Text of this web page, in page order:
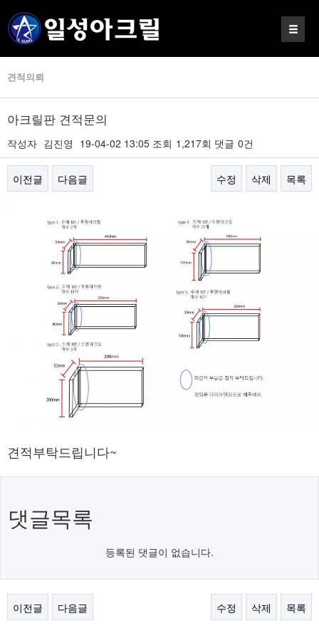
견적의뢰
아크릴판 견적문의
작성자 김진영 19-04-02 13:05 조회 1,217회 댓글 0건
이전글 다음글 수정 삭제 목록
본문
견적부탁드립니다~
댓글목록
등록된 댓글이 없습니다.
이전글 다음글 수정 삭제 목록